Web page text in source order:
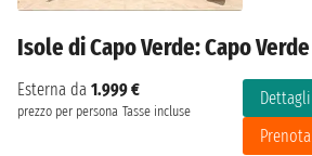
Isole di Capo Verde: Capo Verde
Esterna da 1.999 €
prezzo per persona Tasse incluse
Dettagli
Prenota